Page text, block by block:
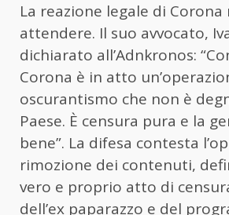
La reazione legale di
attendere. Il suo avvocato,
dichiarato all’Adnkronos:
Corona è in atto
oscurantismo che non è
Paese. È censura pura e la
bene”. La difesa contesta
rimozione dei contenuti,
vero e proprio atto di
dell’ex paparazzo e del